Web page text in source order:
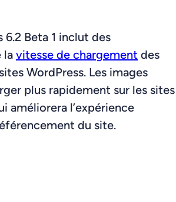
6.2 Beta 1 inclut des
la vitesse de chargement des
WordPress. Les images
plus rapidement sur les sites
améliorera l’expérience
du site.